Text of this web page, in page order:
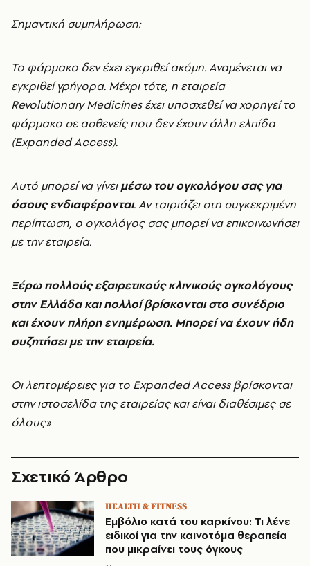
Σημαντική συμπλήρωση:
Το φάρμακο δεν έχει εγκριθεί ακόμη. Αναμένεται να
εγκριθεί γρήγορα. Μέχρι τότε, η εταιρεία
Revolutionary Medicines έχει υποσχεθεί να χορηγεί το
φάρμακο σε ασθενείς που δεν έχουν άλλη ελπίδα
(Expanded Access).
Αυτό μπορεί να γίνειμέσω του ογκολόγου σας για
όσους ενδιαφέρονται. Αν ταιριάζει στη συγκεκριμένη
περίπτωση, ο ογκολόγος σας μπορεί να επικοινωνήσει
με την εταιρεία.
Ξέρω πολλούς εξαιρετικούς κλινικούς ογκολόγους
στην Ελλάδα και πολλοί βρίσκονται στο συνέδριο
και έχουν πλήρη ενημέρωση. Μπορεί να έχουν ήδη
συζητήσει με την εταιρεία.
Οι λεπτομέρειες για το Expanded Access βρίσκονται
στην ιστοσελίδα της εταιρείας και είναι διαθέσιμες σε
όλους»
Σχετικό Άρθρο
HEALTH & FITNESS
Εμβόλιο κατά του καρκίνου: Τι λένε
ειδικοί για την καινοτόμα θεραπεία
που μικραίνει τους όγκους